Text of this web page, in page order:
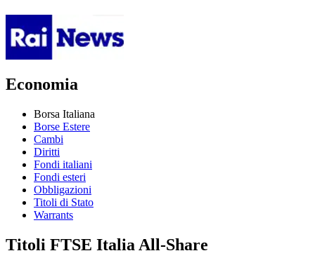
Economia
Borsa Italiana
Borse Estere
Cambi
Diritti
Fondi italiani
Fondi esteri
Obbligazioni
Titoli di Stato
Warrants
Titoli FTSE Italia All-Share